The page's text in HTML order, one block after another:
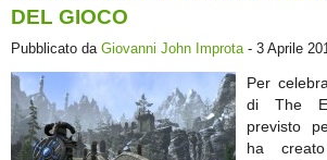
DEL GIOCO
Pubblicato da Giovanni John Improta- 3 Aprile
Per
di The
previsto
ha